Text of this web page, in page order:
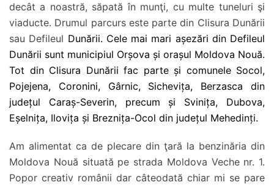
decât a noastră, săpată în munţi, cu multe tuneluri şi
viaducte. Drumul parcurs este parte din Clisura Dunării
sau Defileul Dunării. Cele mai mari așezări din Defileul
Dunării sunt municipiul Orșova și orașul Moldova Nouă.
Tot din Clisura Dunării fac parte și comunele Socol,
Pojejena, Coronini, Gârnic, Sichevița, Berzasca din
județul Caraș-Severin, precum și Svinița, Dubova,
Eșelnița, Ilovița și Breznița-Ocol din județul Mehedinți.
Am alimentat ca de plecare din ţară la benzinăria din
Moldova Nouă situată pe strada Moldova Veche nr. 1.
Popor creativ românii dar câteodată chiar mi se pare